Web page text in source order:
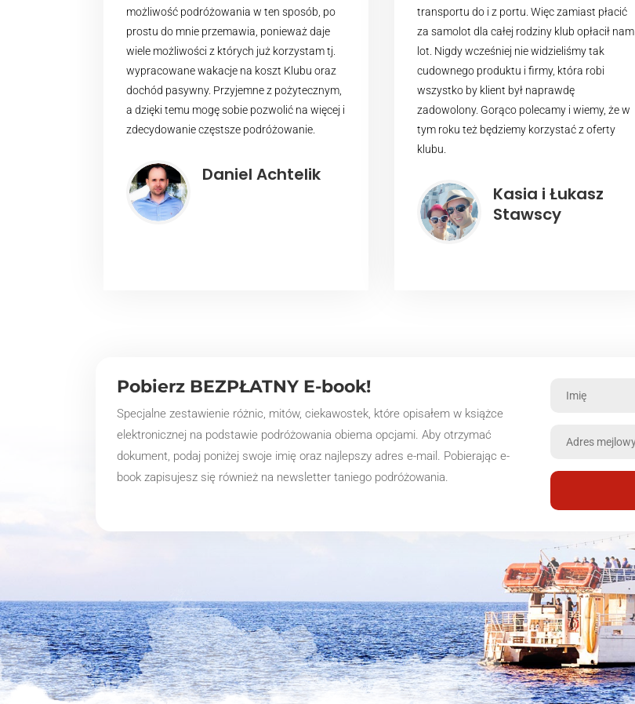
możliwość podróżowania w ten sposób, po
prostu do mnie przemawia, ponieważ daje
wiele możliwości z których już korzystam tj.
wypracowane wakacje na koszt Klubu oraz
dochód pasywny. Przyjemne z pożytecznym,
a dzięki temu mogę sobie pozwolić na więcej i
zdecydowanie częstsze podróżowanie.
Daniel Achtelik
transportu do i z portu. Więc zamiast płacić
za samolot dla całej rodziny klub opłacił nam
lot. Nigdy wcześniej nie widzieliśmy tak
cudownego produktu i firmy, która robi
wszystko by klient był naprawdę
zadowolony. Gorąco polecamy i wiemy, że w
tym roku też będziemy korzystać z oferty
klubu.
Kasia i Łukasz
Stawscy
Pobierz BEZPŁATNY E-book!
Specjalne zestawienie różnic, mitów, ciekawostek, które opisałem w książce
elektronicznej na podstawie podróżowania obiema opcjami. Aby otrzymać
dokument, podaj poniżej swoje imię oraz najlepszy adres e-mail. Pobierając e-
book zapisujesz się również na newsletter taniego podróżowania.